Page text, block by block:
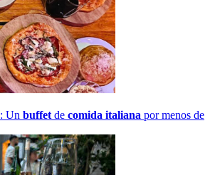
: Un buffet de comida italiana por menos de